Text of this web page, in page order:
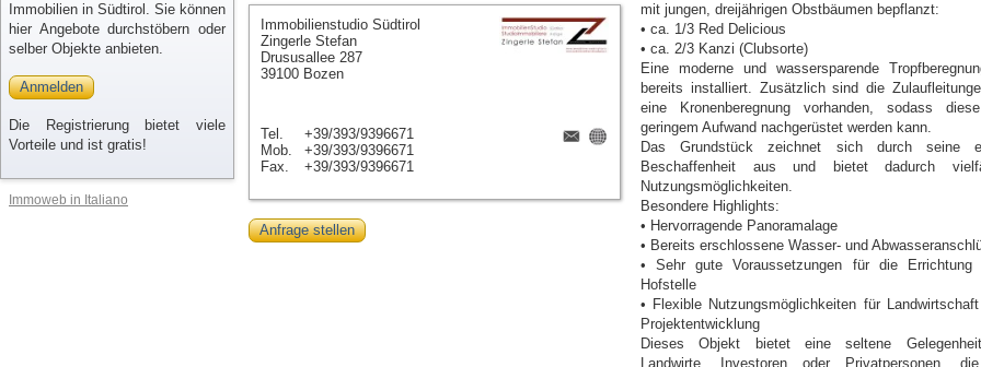
Immobilien in Südtirol. Sie können
hier Angebote durchstöbern oder
selber Objekte anbieten.
Anmelden
Die Registrierung bietet viele
Vorteile und ist gratis!
Immoweb in Italiano
mit jungen, dreijährigen Obstbäumen bepflanzt:
• ca. 1/3 Red Delicious
• ca. 2/3 Kanzi (Clubsorte)
Eine moderne und wassersparende
bereits installiert. Zusätzlich sind die
eine Kronenberegnung vorhanden, sodass
geringem Aufwand nachgerüstet werden kann.
Das Grundstück zeichnet sich durch seine
Beschaffenheit aus und bietet dadurch
Nutzungsmöglichkeiten.
Besondere Highlights:
• Hervorragende Panoramalage
• Bereits erschlossene Wasser- und
• Sehr gute Voraussetzungen für die Errichtung
Hofstelle
• Flexible Nutzungsmöglichkeiten für
Projektentwicklung
Dieses Objekt bietet eine seltene
Landwirte, Investoren oder Privatpersonen,
Immobilienstudio Südtirol
Zingerle Stefan
Drususallee 287
39100 Bozen
Tel.
+39/393/9396671
Mob.
+39/393/9396671
Fax.
+39/393/9396671
Anfrage stellen